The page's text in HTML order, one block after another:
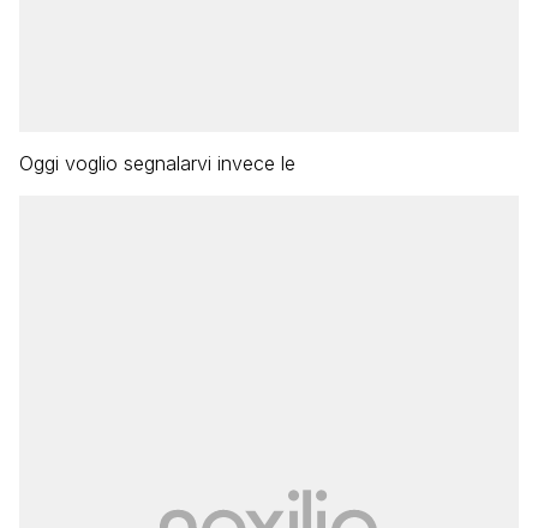
Oggi voglio segnalarvi invece le